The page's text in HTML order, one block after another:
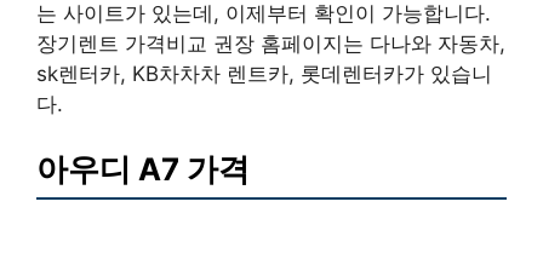
는 사이트가 있는데, 이제부터 확인이 가능합니다.
장기렌트 가격비교 권장 홈페이지는 다나와 자동차,
sk렌터카, KB차차차 렌트카, 롯데렌터카가 있습니
다.
아우디 A7 가격